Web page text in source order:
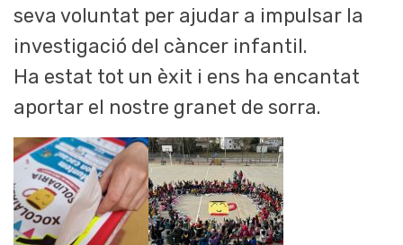
seva voluntat per ajudar a impulsar la
investigació del càncer infantil.
Ha estat tot un èxit i ens ha encantat
aportar el nostre granet de sorra.